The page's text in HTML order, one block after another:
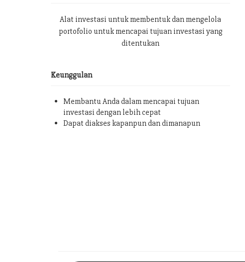
Alat investasi untuk membentuk dan mengelola
portofolio untuk mencapai tujuan investasi yang
ditentukan
Keunggulan
Membantu Anda dalam mencapai tujuan
investasi dengan lebih cepat
Dapat diakses kapanpun dan dimanapun